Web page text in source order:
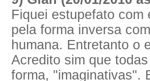
Fiquei estupefato
pela forma inversa
humana. Entretanto o
Acredito sim que
forma, "imaginativas".